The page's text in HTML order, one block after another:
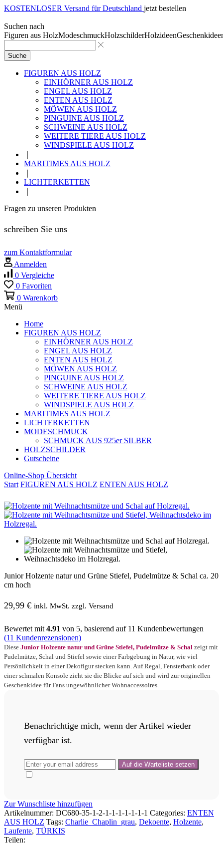
KOSTENLOSER Versand für Deutschland jetzt bestellen
Suchen nach
Figuren aus HolzModeschmuckHolzschilderHolzideen
Suche
FIGUREN AUS HOLZ
EINHÖRNER AUS HOLZ
ENGEL AUS HOLZ
ENTEN AUS HOLZ
MÖWEN AUS HOLZ
PINGUINE AUS HOLZ
SCHWEINE AUS HOLZ
WEITERE TIERE AUS HOLZ
WINDSPIELE AUS HOLZ
MARITIMES AUS HOLZ
LICHTERKETTEN
Fragen zu unseren Produkten
schreiben Sie uns
zum Kontaktformular
Anmelden
0 Vergleiche
0 Favoriten
0 Warenkorb
Menü
Home
FIGUREN AUS HOLZ
EINHÖRNER AUS HOLZ
ENGEL AUS HOLZ
ENTEN AUS HOLZ
MÖWEN AUS HOLZ
PINGUINE AUS HOLZ
SCHWEINE AUS HOLZ
WEITERE TIERE AUS HOLZ
WINDSPIELE AUS HOLZ
MARITIMES AUS HOLZ
LICHTERKETTEN
MODESCHMUCK
SCHMUCK AUS 925er SILBER
HOLZSCHILDER
Gutscheine
Online-Shop Übersicht
Start FIGUREN AUS HOLZ ENTEN AUS HOLZ
Junior Holzente natur und Grüne Stiefel, Pudelmütze & Schal ca. 20
cm hoch
29,99 € inkl. MwSt. zzgl. Versand
Bewertet mit 4.91 von 5, basierend auf 11 Kundenbewertungen
(11 Kundenrezensionen)
Diese Junior Holzente natur und Grüne Stiefel, Pudelmütze & Schal zeigt mit
Pudelmütze, Schal und Stiefel sowie einer Farbgebung in Natur, wie viel
Persönlichkeit in einer Dekofigur stecken kann. Auf Regal, Fensterbank oder
einer schmalen Konsole zieht sie die Blicke auf sich und wird zur originellen
Geschenkidee für Fans ungewöhnlicher Wohnaccessoires.
Benachrichtige mich, wenn der Artikel wieder
verfügbar ist.
Zur Wunschliste hinzufügen
Artikelnummer: DC680-35-1-2-1-1-1-1-1-1-1 Categories: ENTEN
AUS HOLZ Tags: Charlie_Chaplin_grau, Dekoente, Holzente,
Laufente, TÜRKIS
Teilen: